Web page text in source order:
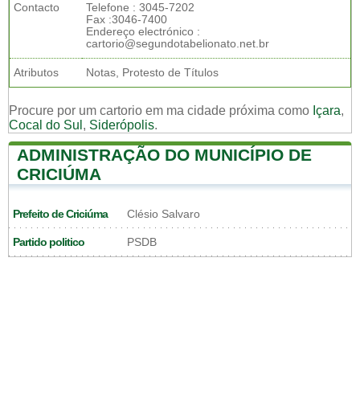
Contacto
Telefone : 3045-7202
Fax :3046-7400
Endereço electrónico :
cartorio@segundotabelionato.net.br
Atributos Notas, Protesto de Títulos
Procure por um cartorio em ma cidade próxima como Içara,
Cocal do Sul , Siderópolis.
ADMINISTRAÇÃO DO MUNICÍPIO DE
CRICIÚMA
Prefeito de Criciúma Clésio Salvaro
Partido politico PSDB